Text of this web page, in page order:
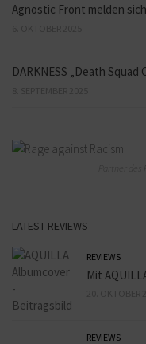
Agnostic Front melden
DARKNESS „Death
LATEST REVIEWS
REVIEWS
Mit
REVIEWS